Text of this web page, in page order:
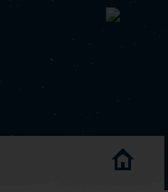
Skip to main content